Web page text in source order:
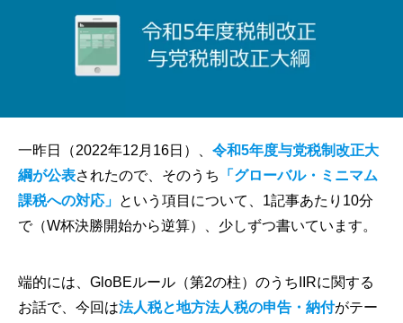
一昨日（2022年12月16日）、 令和5年度与党税制改正大
綱が公表されたので、そのうち
「グローバル・ミニマム
課税への対応」 という項目について、1記事あたり10分
で（W杯決勝開始から逆算）、少しずつ書いています。
端的には、GloBEルール（第2の柱）のうちIIRに関する
お話で、今回は法人税と地方法人税の申告・納付がテー